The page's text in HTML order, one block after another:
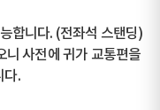
합니다. (전좌석 스탠딩)
니 사전에 귀가 교통편을
다.